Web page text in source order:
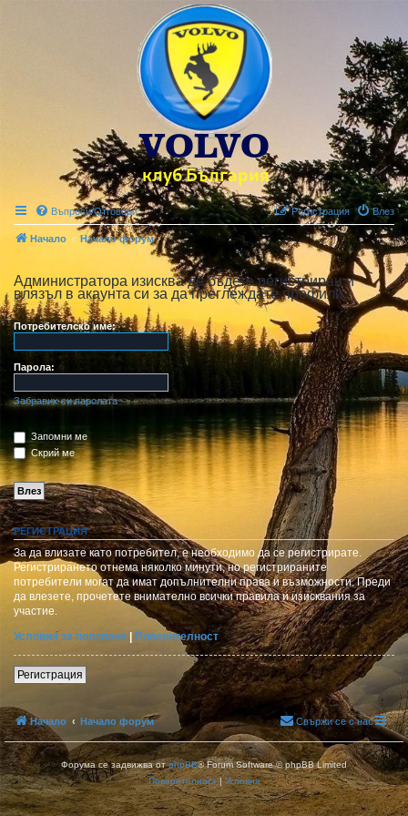
Въпроси/Отговори Влез
Регистрация
Начало Начало форум
Администратора изисква да бъдете регистриран и
влязъл в акаунта си за да преглеждате профили.
Потребителско име:
Парола:
Забравих си паролата
Запомни ме
Скрий ме
РЕГИСТРАЦИЯ
За да влизате като потребител, е необходимо да се регистрирате.
Регистрирането отнема няколко минути, но регистрираните
потребители могат да имат допълнителни права и възможности. Преди
да влезете, прочетете внимателно всички правила и изисквания за
участие.
Условия за ползване | Поверителност
Регистрация
Начало Начало форум Свържи се с нас
Форума се задвижва отphpBB® Forum Software © phpBB Limited
Поверителност|Условия